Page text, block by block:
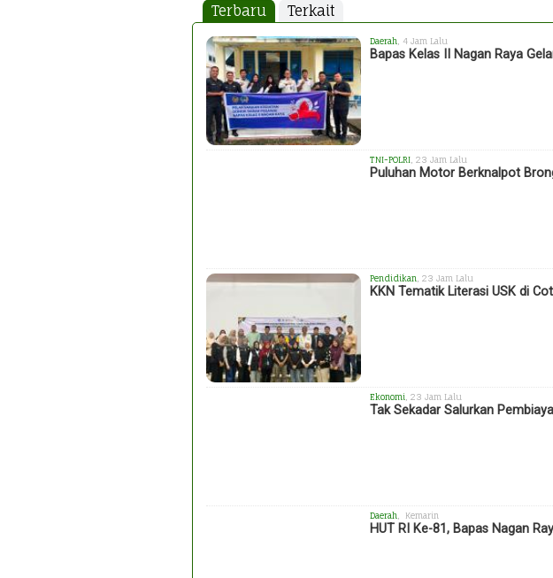
Terbaru Terkait
Daerah , 4 Jam Lalu
Bapas Kelas II Nagan Raya
TNI-POLRI , 23 Jam Lalu
Puluhan Motor Berknalpot
Pendidikan , 23 Jam Lalu
KKN Tematik Literasi USK di
Ekonomi , 23 Jam Lalu
Tak Sekadar Salurkan
Daerah , Kemarin
HUT RI Ke-81, Bapas Nagan